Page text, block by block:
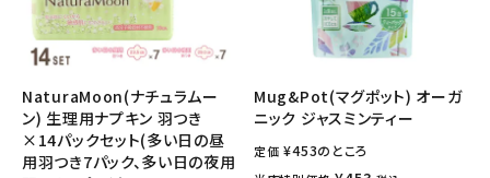
NaturaMoon(ナチュラムー
ン) 生理用ナプキン 羽つき
×14パックセット(多い日の昼
用羽つき7パック、多い日の夜用
Mug&Pot(マグポット) オーガ
ニック ジャスミンティー
定価 ¥453のところ